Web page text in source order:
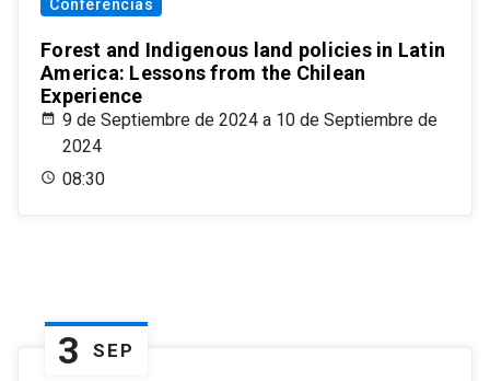
Conferencias
Forest and Indigenous land policies in Latin
America: Lessons from the Chilean
Experience
9 de Septiembre de 2024 a 10 de Septiembre de
2024
08:30
3 SEP